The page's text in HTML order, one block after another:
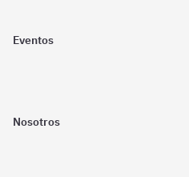
Eventos
Nosotros